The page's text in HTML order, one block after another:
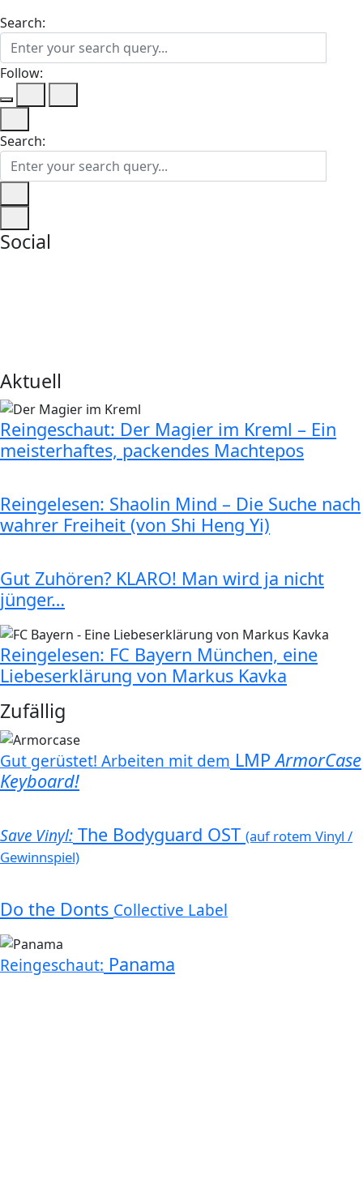
Search:
Follow:
Search:
Social
Aktuell
Reingeschaut: Der Magier im Kreml – Ein
meisterhaftes, packendes Machtepos
Reingelesen: Shaolin Mind – Die Suche nach
wahrer Freiheit (von Shi Heng Yi)
Gut Zuhören? KLARO! Man wird ja nicht
jünger…
Reingelesen: FC Bayern München, eine
Liebeserklärung von Markus Kavka
Zufällig
Gut gerüstet! Arbeiten mit dem LMPArmorCase
Keyboard!
Save Vinyl: The Bodyguard OST (auf rotem Vinyl /
Gewinnspiel)
Do the Donts Collective Label
Reingeschaut: Panama